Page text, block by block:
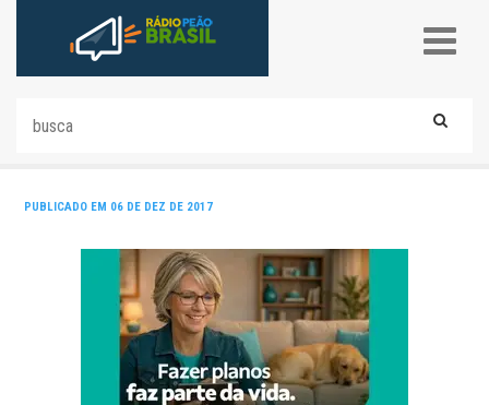
PUBLICADO EM 06 DE DEZ DE 2017